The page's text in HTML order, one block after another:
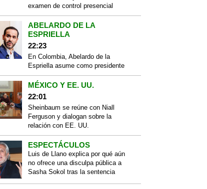
examen de control presencial
ABELARDO DE LA
ESPRIELLA
22:23
En Colombia, Abelardo de la
Espriella asume como presidente
MÉXICO Y EE. UU.
22:01
Sheinbaum se reúne con Niall
Ferguson y dialogan sobre la
relación con EE. UU.
ESPECTÁCULOS
Luis de Llano explica por qué aún
no ofrece una disculpa pública a
Sasha Sokol tras la sentencia